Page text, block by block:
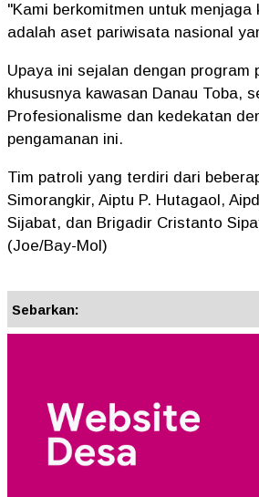
"Kami berkomitmen untuk
adalah aset pariwisata nasional
Upaya ini sejalan dengan program
khususnya kawasan Danau Toba,
Profesionalisme dan kedekatan
pengamanan ini.
Tim patroli yang terdiri dari
Simorangkir, Aiptu P. Hutagaol,
Sijabat, dan Brigadir Cristanto
(Joe/Bay-Mol)
Sebarkan: